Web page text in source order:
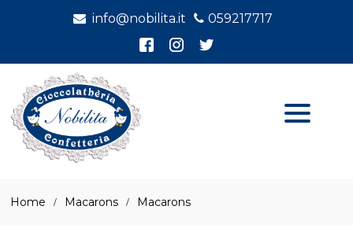
info@nobilita.it 059217717
Home Macarons Macarons